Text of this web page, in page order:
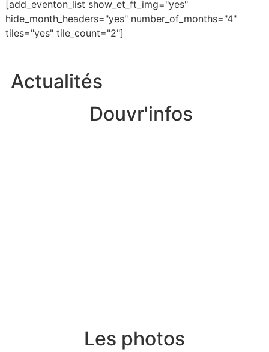
[add_eventon_list show_et_ft_img="yes"
hide_month_headers="yes" number_of_months="4"
tiles="yes" tile_count="2"]
Actualités
Douvr'infos
Les photos